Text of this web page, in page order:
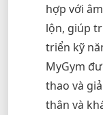
hợp với
lộn, giúp
triển kỹ
MyGym
thao và
thân và